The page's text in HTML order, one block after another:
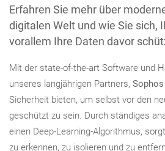
Erfahren Sie mehr über
digitalen Welt und wie Sie sich,
vorallem Ihre Daten davor
Mit der state-of-the-art Software und
unseres langjährigen Partners, Sophos
Sicherheit bieten, um selbst vor den
geschützt zu sein. Durch ständiges
einen Deep-Learning-Algorithmus,
zu erkennen, zu isolieren und zu